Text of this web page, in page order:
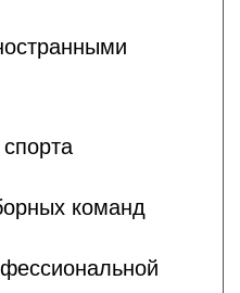
команд